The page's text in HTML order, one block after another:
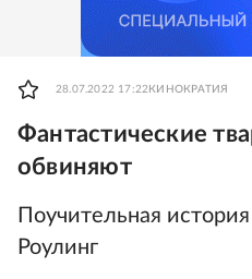
28.07.2022 17:22 КИНОКРАТИЯ
Фантастические
обвиняют
Поучительная
Роулинг